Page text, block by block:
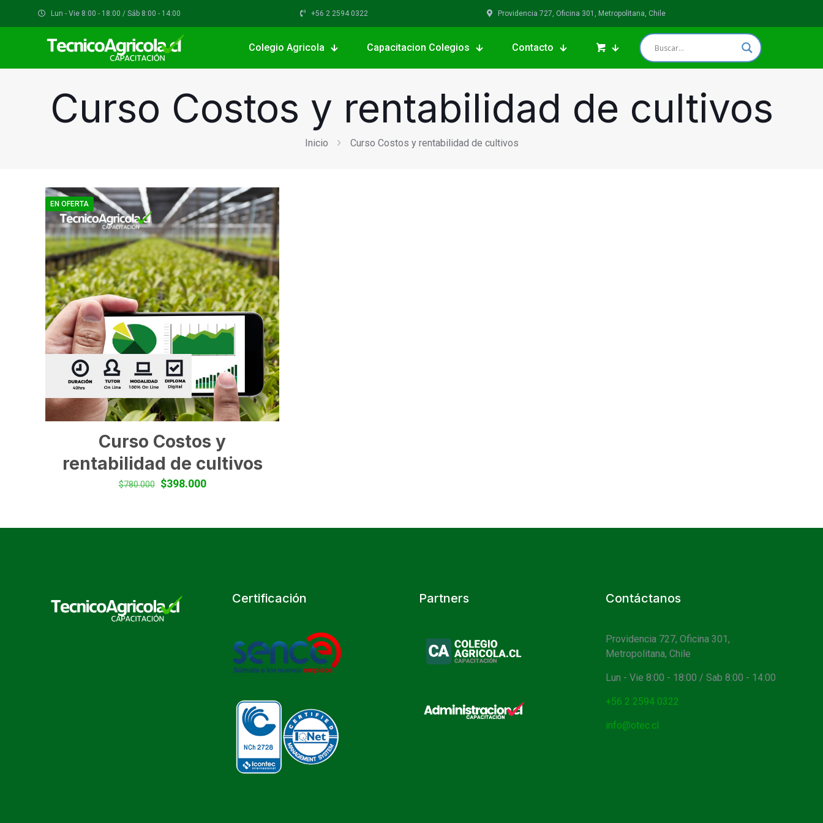
Lun - Vie 8:00 - 18:00 / Sáb 8:00 - 14:00 +56 2 2594 0322 Providencia 727, Oficina 301, Metropolitana, Chile
Colegio Agricola Capacitacion Colegios Contacto
Curso Costos y rentabilidad de cultivos
Inicio Curso Costos y rentabilidad de cultivos
EN OFERTA
Curso Costos y
rentabilidad de cultivos
$780.000
El
era:
$398.000El
es:
Certificación Partners Contáctanos
Providencia 727, Oficina 301,
Metropolitana, Chile
Lun - Vie 8:00 - 18:00 / Sab 8:00 - 14:00
+56 2 2594 0322
info@otec.cl